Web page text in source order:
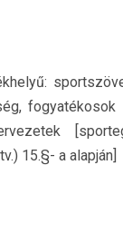
15.§- a alapján]